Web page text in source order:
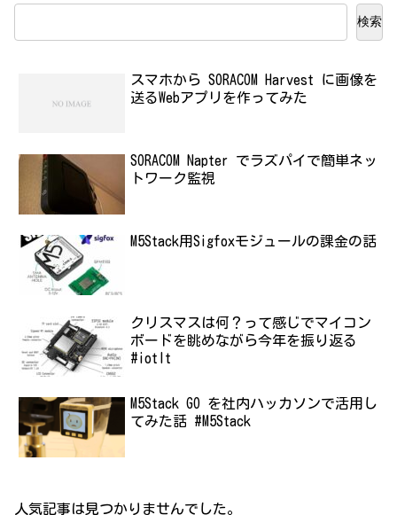
検索
スマホから SORACOM Harvest に画像を
送るWebアプリを作ってみた
SORACOM Napter でラズパイで簡単ネッ
トワーク監視
M5Stack用Sigfoxモジュールの課金の話
クリスマスは何？って感じでマイコン
ボードを眺めながら今年を振り返る
#iotlt
M5Stack GO を社内ハッカソンで活用し
てみた話 #M5Stack
人気記事は見つかりませんでした。